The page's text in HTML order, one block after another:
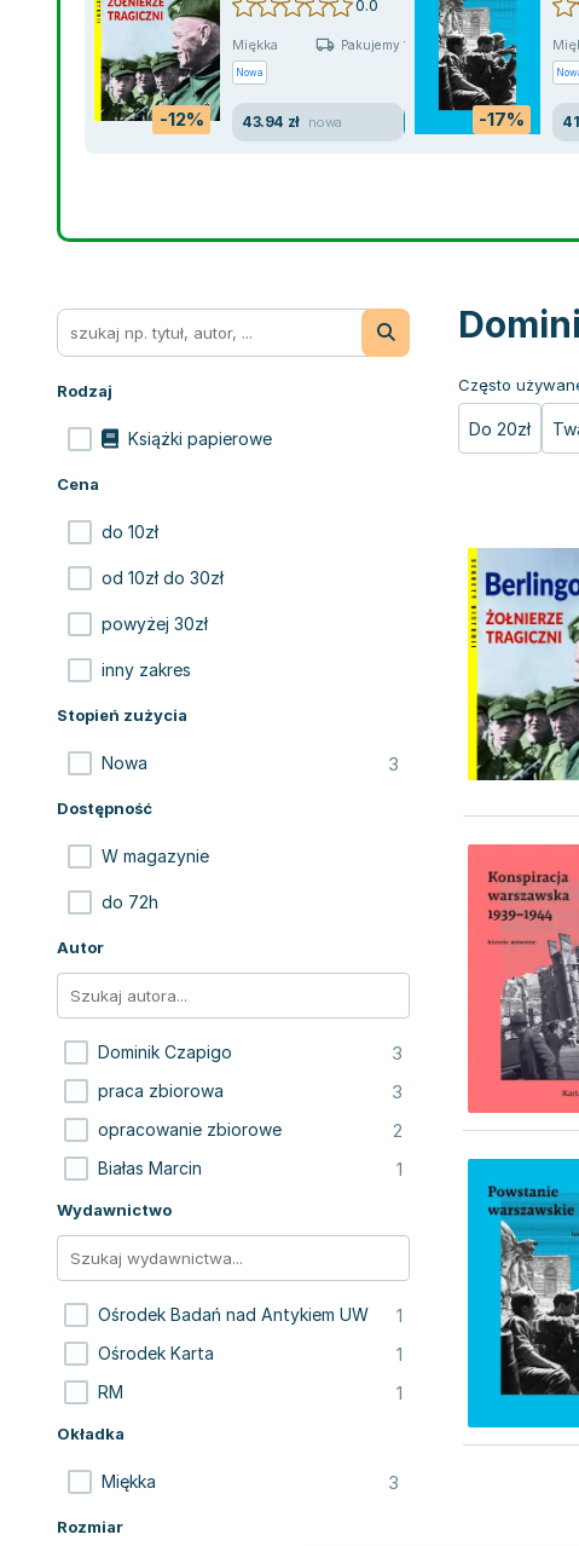
-12%
0.0
Miękka Pakujemy 10.08
Nowa
43.94 zł nowa -17%
Rodzaj
Książki papierowe
Cena
do 10zł
od 10zł do 30zł
powyżej 30zł
inny zakres
Stopień zużycia
Nowa 3
Dostępność
W magazynie
do 72h
Autor
Dominik Czapigo 3
praca zbiorowa 3
opracowanie zbiorowe 2
Białas Marcin 1
Wydawnictwo
Ośrodek Badań nad Antykiem UW 1
Ośrodek Karta 1
RM 1
Okładka
Miękka 3
Rozmiar
Często
Do 20zł